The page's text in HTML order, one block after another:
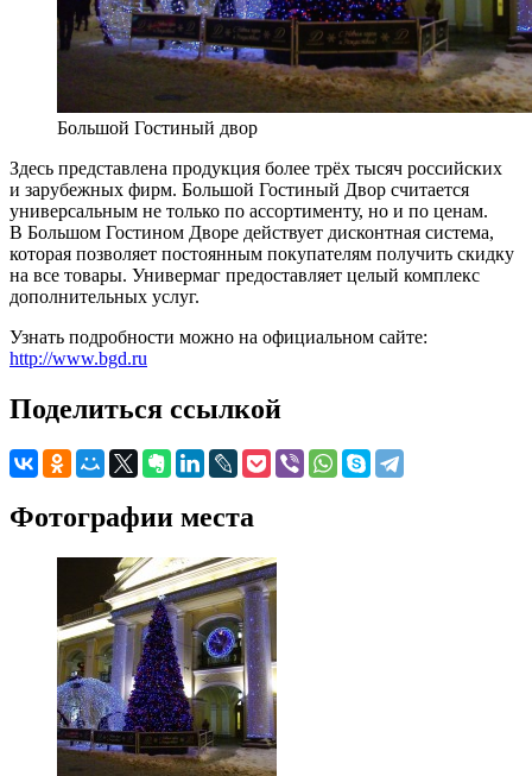
Большой Гостиный двор
Здесь представлена продукция более трёх тысяч российских
и зарубежных фирм. Большой Гостиный Двор считается
универсальным не только по ассортименту, но и по ценам.
В Большом Гостином Дворе действует дисконтная система,
которая позволяет постоянным покупателям получить скидку
на все товары. Универмаг предоставляет целый комплекс
дополнительных услуг.
Узнать подробности можно на официальном сайте:
http://www.bgd.ru
Поделиться ссылкой
Фотографии места